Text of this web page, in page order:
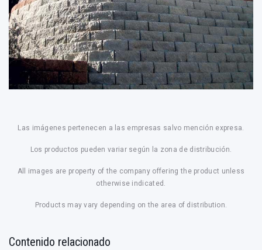
Las imágenes pertenecen a las empresas salvo mención expresa.
Los productos pueden variar según la zona de distribución.
All images are property of the company offering the product unless
otherwise indicated.
Products may vary depending on the area of distribution.
Contenido relacionado